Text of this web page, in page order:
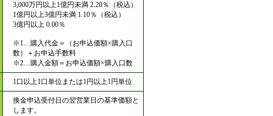
3,000万円以上1億円未満 2.20％（税込）
1億円以上3億円未満 1.10％（税込）
3億円以上 0.00％
※1…購入代金＝（お申込価額×購入口
数）＋お申込手数料
※2…購入金額＝お申込価額×購入口数
1口以上1口単位または1円以上1円単位
換金申込受付日の翌営業日の基準価額と
します。